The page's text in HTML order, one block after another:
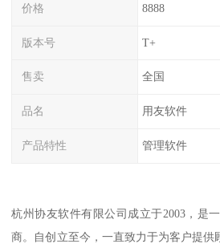
价格 8888
版本号 T+
售卖 全国
品名 用友软件
产品特性 管理软件
杭州协友软件有限公司成立于2003，是
商。自创立至今，一直致力于为客户提供